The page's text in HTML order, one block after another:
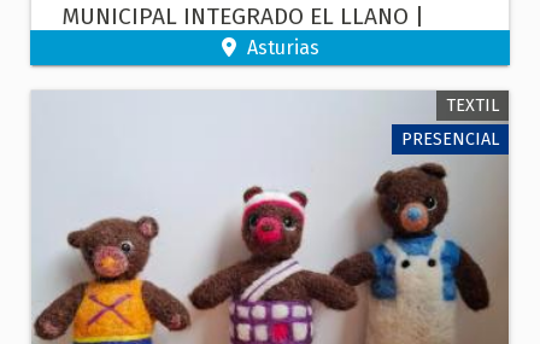
MUNICIPAL INTEGRADO EL LLANO |
TALLER DE TELAR: BOLSO TEJIDO
Asturias
TEXTIL
PRESENCIAL